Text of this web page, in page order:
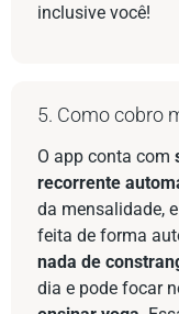
inclusive você!
5. Como cobro
O app conta com
recorrente
da mensalidade,
feita de forma
nada de
dia e pode focar